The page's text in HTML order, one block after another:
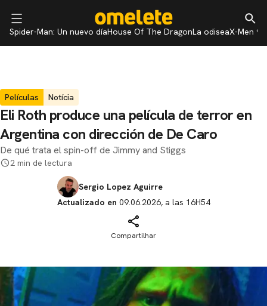
Spider-Man: Un nuevo díaHouse Of The DragonLa odiseaX-Men 97
Películas Notícia
Eli Roth produce una película de terror en
Argentina con dirección de De Caro
De qué trata el spin-off de Jimmy and Stiggs
2 min de lectura
Sergio Lopez Aguirre
Actualizado en 09.06.2026, a las 16H54
Compartilhar